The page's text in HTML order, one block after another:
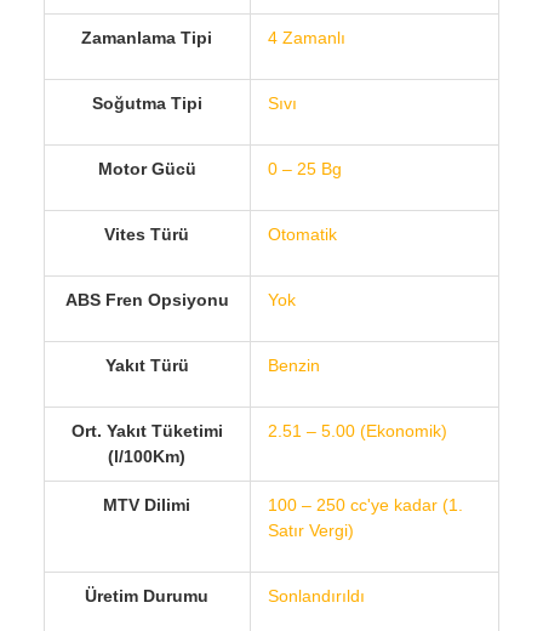
Zamanlama Tipi 4 Zamanlı
Soğutma Tipi Sıvı
Motor Gücü 0 – 25 Bg
Vites Türü Otomatik
ABS Fren Opsiyonu Yok
Yakıt Türü Benzin
Ort. Yakıt Tüketimi
(l/100Km)
2.51 – 5.00 (Ekonomik)
MTV Dilimi
100 – 250 cc'ye kadar (1.
Satır Vergi)
Üretim Durumu Sonlandırıldı